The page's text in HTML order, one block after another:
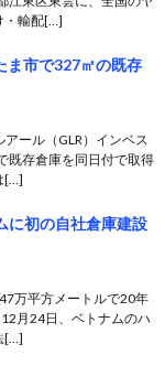
・輸配[…]
ま市で327㎡の既存
ール（GLR）インベス
既存倉庫を同日付で取得
[…]
に初の自社倉庫建設
万平方メートルで20年
月24日、ベトナムのハ
[…]